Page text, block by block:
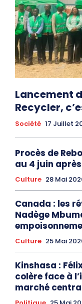
Lancement
Recycler,
Société 17 Juillet
Procès de
au 4 juin
Culture 28 Mai
Canada : les
Nadège
Culture 25 Mai
Kinshasa :
colère face à
marché